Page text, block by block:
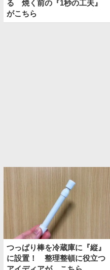
る 焼く前の『1秒の工夫』
がこちら
つっぱり棒を冷蔵庫に『縦』
に設置！ 整理整頓に役立つ